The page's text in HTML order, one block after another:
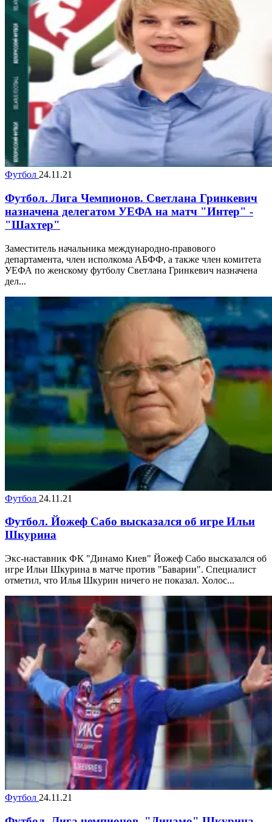
Футбол 24.11.21
Футбол. Лига Чемпионов. Светлана Гринкевич
назначена делегатом УЕФА на матч "Интер" -
"Шахтер"
Заместитель начальника международно-правового
департамента, член исполкома АБФФ, а также член комитета
УЕФА по женскому футболу Светлана Гринкевич назначена
дел...
Футбол 24.11.21
Футбол. Йожеф Сабо высказался об игре Ильи
Шкурина
Экс-наставник ФК "Динамо Киев" Йожеф Сабо высказался об
игре Ильи Шкурина в матче против "Баварии". Специалист
отметил, что Илья Шкурин ничего не показал. Холос...
Футбол 24.11.21